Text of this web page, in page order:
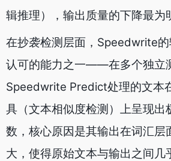
辑推理），输出质量的下降最为
在抄袭检测层面，Speedwrite
认可的能力之一——在多个独立
Speedwrite Predict处理的文本
具（文本相似度检测）上呈现出
数，核心原因是其输出在词汇层
大，使得原始文本与输出之间几